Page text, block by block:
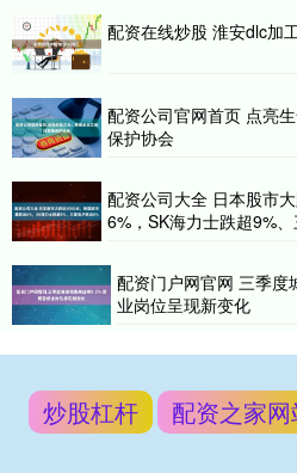
配资在线炒股 淮安dlc加
配资公司官网首页 点亮
保护协会
配资公司大全 日本股市
6%，SK海力士跌超9%
配资门户网官网 三季度
业岗位呈现新变化
炒股杠杆 配资之家